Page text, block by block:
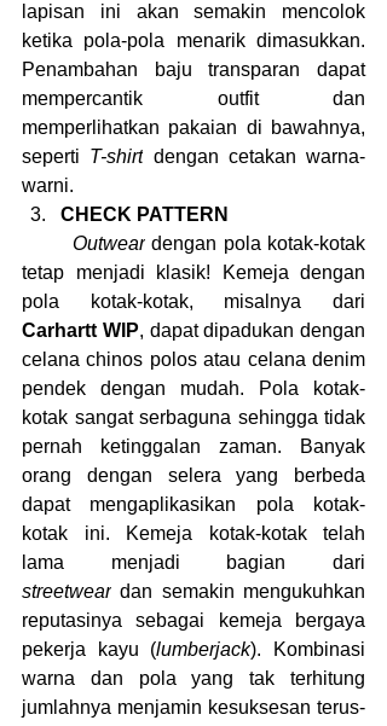
lapisan ini akan semakin mencolok
ketika pola-pola menarik dimasukkan.
Penambahan baju transparan dapat
mempercantik outfit dan
memperlihatkan pakaian di bawahnya,
seperti T-shirt dengan cetakan warna-
warni.
CHECK PATTERN
	Outwear
dengan pola kotak-kotak
tetap menjadi klasik! Kemeja dengan
Carhartt WIP, dapat dipadukan dengan
celana chinos polos atau celana denim
pendek dengan mudah. Pola kotak-
kotak sangat serbaguna sehingga tidak
pernah ketinggalan zaman. Banyak
orang dengan selera yang berbeda
dapat mengaplikasikan pola kotak-
kotak ini. Kemeja kotak-kotak telah
streetwear dan semakin mengukuhkan
reputasinya sebagai kemeja bergaya
pekerja kayu (lumberjack). Kombinasi
warna dan pola yang tak terhitung
jumlahnya menjamin kesuksesan terus-